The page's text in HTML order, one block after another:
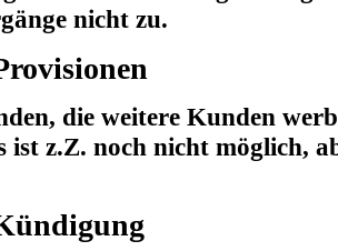
nicht zu.
die weitere Kunden
ist z.Z. noch nicht möglich,